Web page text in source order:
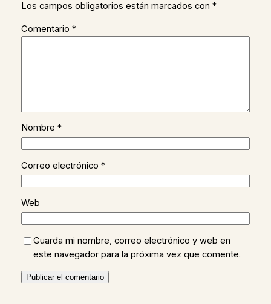
Los campos obligatorios están marcados con *
Comentario *
Nombre *
Correo electrónico *
Web
Guarda mi nombre, correo electrónico y web en
este navegador para la próxima vez que comente.